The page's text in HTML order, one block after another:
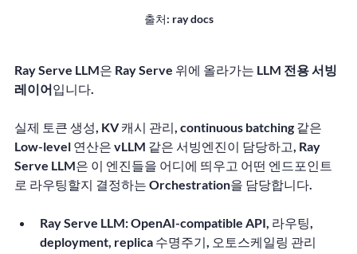
출처: ray docs
Ray Serve LLM은 Ray Serve 위에 올라가는 LLM 전용 서빙
레이어입니다.
실제 토큰 생성, KV 캐시 관리, continuous batching 같은
Low-level 연산은 vLLM 같은 서빙엔진이 담당하고, Ray
Serve LLM은 이 엔진들을 어디에 띄우고 어떤 엔드포인트
로 라우팅할지 결정하는 Orchestration을 담당합니다.
Ray Serve LLM: OpenAI-compatible API, 라우팅,
deployment, replica 수명주기, 오토스케일링 관리